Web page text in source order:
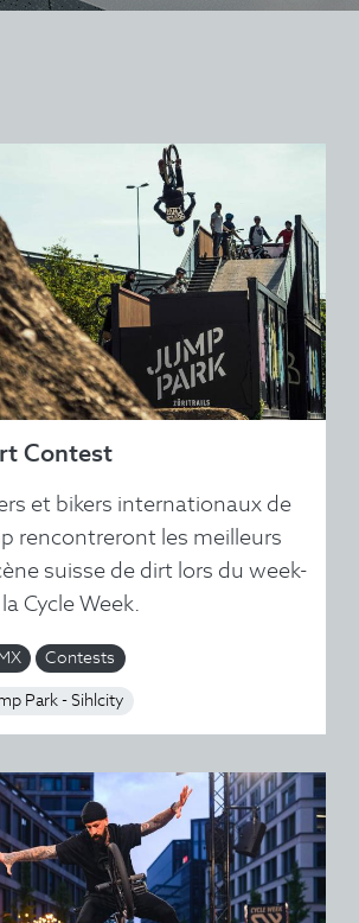
Contest
et bikers internationaux de
rencontreront les meilleurs
suisse de dirt lors du week-
Cycle Week.
Contests
Park - Sihlcity